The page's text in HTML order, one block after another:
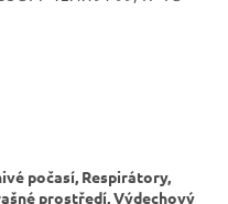
počasí, Respirátory,
prostředí, Výdechový